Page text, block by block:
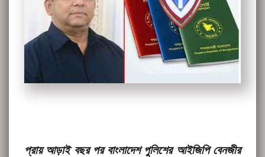
প্রায় আড়াই বছর পর বাংলাদেশ পুলিশের আইজিপি বেনজীর